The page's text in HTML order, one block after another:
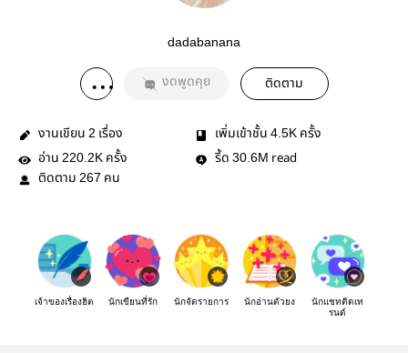
dadabanana
งดพูดคุย ติดตาม
งานเขียน 2 เรื่อง เพิ่มเข้าชั้น 4.5K ครั้ง
อ่าน 220.2K ครั้ง รี้ด 30.6M read
ติดตาม 267 คน
เจ้าของเรื่องฮิต นักเขียนที่รัก นักจัดรายการ นักอ่านตัวยง
นักแชทติดเท
รนด์